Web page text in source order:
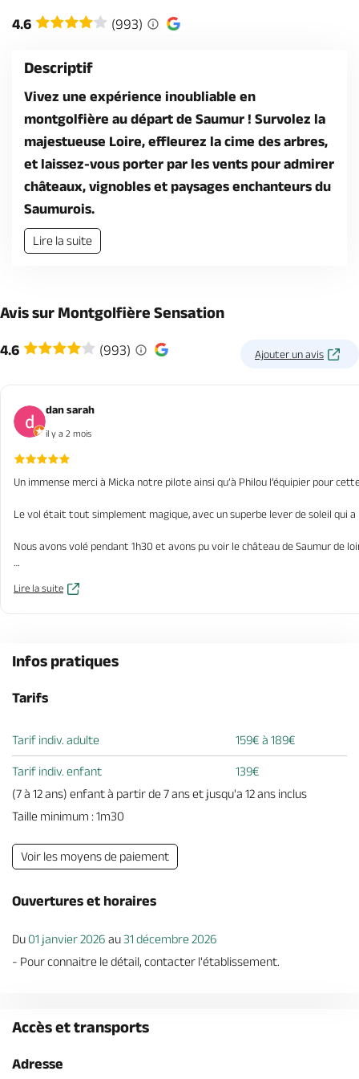
Brochures & Cartes Offices de tourisme Comment venir ? Ecrivez-nous
4.6 (993)
Descriptif
Vivez une expérience inoubliable en
montgolfière au départ de Saumur ! Survolez la
majestueuse Loire, effleurez la cime des arbres,
et laissez-vous porter par les vents pour admirer
châteaux, vignobles et paysages enchanteurs du
Saumurois.
Lire la suite
Avis sur Montgolfière Sensation
4.6 (993) Ajouter un avis
dan sarah
il y a 2 mois
Un immense merci à Micka notre pilote ainsi qu’à Philou l’équipier pour
Le vol était tout simplement magique, avec un superbe lever de soleil qui
Nous avons volé pendant 1h30 et avons pu voir le château de Saumur de
Le décollage ainsi que l’atterrissage ont été effectués parfaitement 😉
Une expérience magnifique que nous recommandons sans hésiter ! ✨
Lire la suite
Infos pratiques
Tarifs
Tarif indiv. adulte 159€ à 189€
Tarif indiv. enfant
139€
(7 à 12 ans) enfant à partir de 7 ans et jusqu'a 12 ans inclus
Taille minimum : 1m30
Voir les moyens de paiement
Ouvertures et horaires
Du 01 janvier 2026 au31 décembre 2026
- Pour connaitre le détail, contacter l'établissement.
Accès et transports
Adresse